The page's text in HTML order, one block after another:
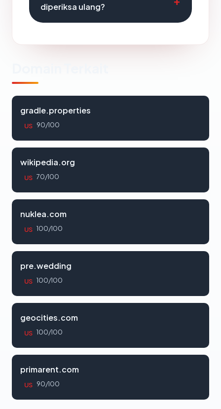
diperiksa ulang?
gradle.properties
US 90/100
wikipedia.org
US 70/100
nuklea.com
US 100/100
pre.wedding
US 100/100
geocities.com
US 100/100
primarent.com
US 90/100